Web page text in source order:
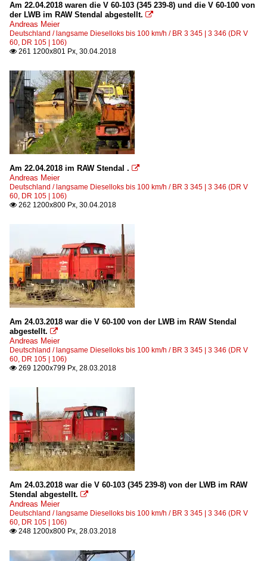
Am 22.04.2018 waren die V 60-103 (345 239-8) und die V 60-100 von
der LWB im RAW Stendal abgestellt. 
Andreas Meier
Deutschland / langsame Dieselloks bis 100 km/h / BR 3 345 | 3 346 (DR V
60, DR 105 | 106)
 261 1200x801 Px, 30.04.2018
Am 22.04.2018 im RAW Stendal . 
Andreas Meier
Deutschland / langsame Dieselloks bis 100 km/h / BR 3 345 | 3 346 (DR V
60, DR 105 | 106)
 262 1200x800 Px, 30.04.2018
Am 24.03.2018 war die V 60-100 von der LWB im RAW Stendal
abgestellt. 
Andreas Meier
Deutschland / langsame Dieselloks bis 100 km/h / BR 3 345 | 3 346 (DR V
60, DR 105 | 106)
 269 1200x799 Px, 28.03.2018
Am 24.03.2018 war die V 60-103 (345 239-8) von der LWB im RAW
Stendal abgestellt. 
Andreas Meier
Deutschland / langsame Dieselloks bis 100 km/h / BR 3 345 | 3 346 (DR V
60, DR 105 | 106)
 248 1200x800 Px, 28.03.2018